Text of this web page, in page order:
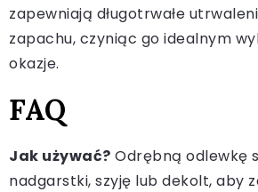
zapewniają długotrwałe
zapachu, czyniąc go idealnym
okazje.
FAQ
Jak używać? Odrębną odlewkę
nadgarstki, szyję lub dekolt, aby